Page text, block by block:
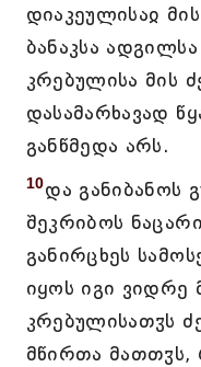
დიაკეულისაჲ
ბანაკსა
კრებულისა მის
დასამარხავად
განწმედა არს.
10და განიბანოს
შეკრიბოს
განირცხეს
იყოს იგი ვიდრე
კრებულისათჳს
მწირთა